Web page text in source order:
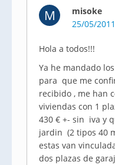
M
misoke
25/05/
Hola a todos!!!
Ya he mandado
para que me
recibido , me han
viviendas con 1
430 € +- sin iva y
jardin (2 tipos 40
estas van
dos plazas de